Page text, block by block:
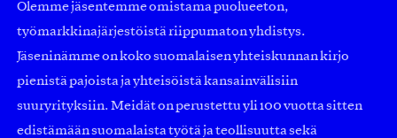
Olemme jäsentemme omistama puolueeton,
työmarkkinajärjestöistä riippumaton yhdistys.
Jäseninämme on koko suomalaisen yhteiskunnan kirjo
pienistä pajoista ja yhteisöistä kansainvälisiin
suuryrityksiin. Meidät on perustettu yli 100 vuotta sitten
edistämään suomalaista työtä ja teollisuutta sekä